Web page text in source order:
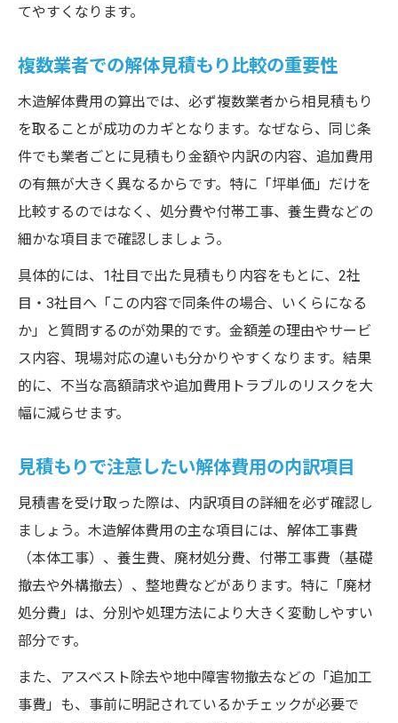
てやすくなります。
複数業者での解体見積もり比較の重要性
木造解体費用の算出では、必ず複数業者から相見積もり
を取ることが成功のカギとなります。なぜなら、同じ条
件でも業者ごとに見積もり金額や内訳の内容、追加費用
の有無が大きく異なるからです。特に「坪単価」だけを
比較するのではなく、処分費や付帯工事、養生費などの
細かな項目まで確認しましょう。
具体的には、1社目で出た見積もり内容をもとに、2社
目・3社目へ「この内容で同条件の場合、いくらになる
か」と質問するのが効果的です。金額差の理由やサービ
ス内容、現場対応の違いも分かりやすくなります。結果
的に、不当な高額請求や追加費用トラブルのリスクを大
幅に減らせます。
見積もりで注意したい解体費用の内訳項目
見積書を受け取った際は、内訳項目の詳細を必ず確認し
ましょう。木造解体費用の主な項目には、解体工事費
（本体工事）、養生費、廃材処分費、付帯工事費（基礎
撤去や外構撤去）、整地費などがあります。特に「廃材
処分費」は、分別や処理方法により大きく変動しやすい
部分です。
また、アスベスト除去や地中障害物撤去などの「追加工
事費」も、事前に明記されているかチェックが必要で